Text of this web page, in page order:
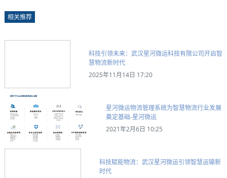
相关推荐
科技引领未来：武汉星河微运科技有限公司开启智
慧物流新时代
2025年11月14日 17:20
星河微运物流管理系统为智慧物流行业发展
奠定基础-星河微运
2021年2月6日 10:25
科技赋能物流：武汉星河微运引领智慧运输新
时代